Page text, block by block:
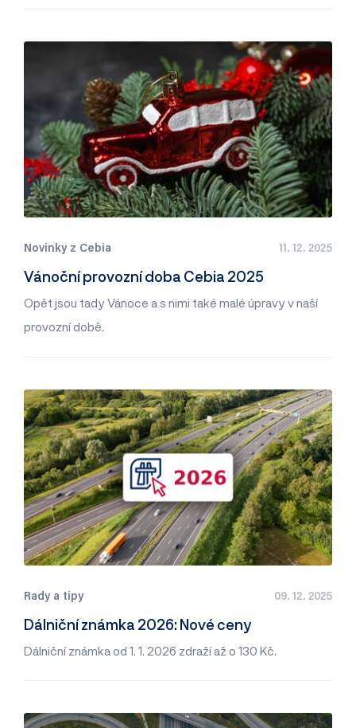
Novinky z Cebia 11. 12. 2025
Vánoční provozní doba Cebia 2025
Opět jsou tady Vánoce a s nimi také malé úpravy v naší
provozní době.
Rady a tipy 09. 12. 2025
Dálniční známka 2026: Nové ceny
Dálniční známka od 1. 1. 2026 zdraží až o 130 Kč.